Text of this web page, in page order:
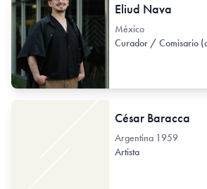
Eliud Nava
México
César Baracca
Argentina 1959
Artista